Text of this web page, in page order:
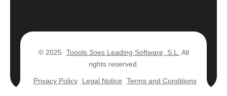
© 2025 Toools 3oes Leading Software, S.L.
All
rights reserved.
Privacy Policy Legal Notice Terms and Conditions